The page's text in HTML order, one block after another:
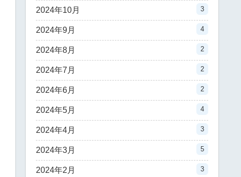
2024年10月 3
2024年9月 4
2024年8月 2
2024年7月 2
2024年6月 2
2024年5月 4
2024年4月 3
2024年3月 5
2024年2月 3